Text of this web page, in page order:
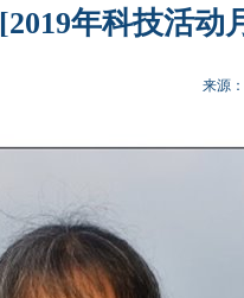
[2019年科技活动
来源